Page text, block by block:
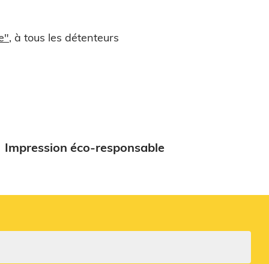
, à tous les détenteurs
Impression éco-responsable